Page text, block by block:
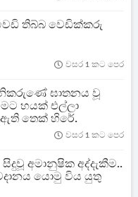
වෙඩි තිබ්බ වෙඩික්කරු
වසර 1 කට පෙර
ඝාතනය වූ
හයක් එල්ලා
තෙක් හිරේ.
වසර 1 කට පෙර
අමානුෂික අද්දැකීම..
යොමු විය යුතු